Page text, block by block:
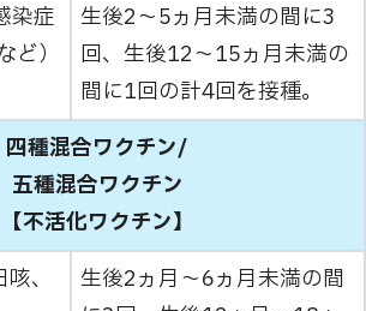
染症
ど）
生後2～5ヵ月未満の間に3
回、生後12～15ヵ月未満の
間に1回の計4回を接種。
四種混合ワクチン/
五種混合ワクチン
【不活化ワクチン】
、
生後2ヵ月～6ヵ月未満の間